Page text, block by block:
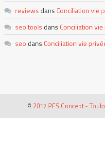
reviews dans Conciliation vie
seo tools dans Conciliation
seo dans Conciliation vie
© 2017 PFS Concept -